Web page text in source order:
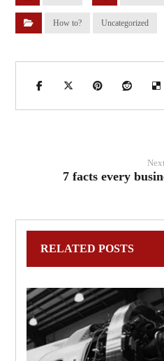
How to? Uncategorized
7 facts every
RELATED POSTS